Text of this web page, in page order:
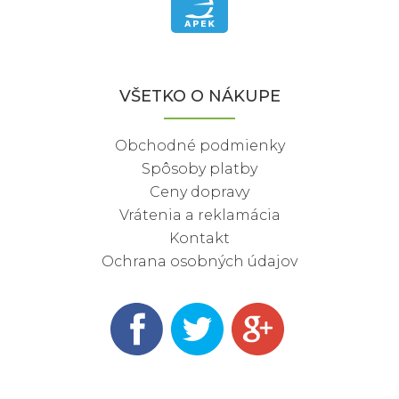
VŠETKO O NÁKUPE
Obchodné podmienky
Spôsoby platby
Ceny dopravy
Vrátenia a reklamácia
Kontakt
Ochrana osobných údajov